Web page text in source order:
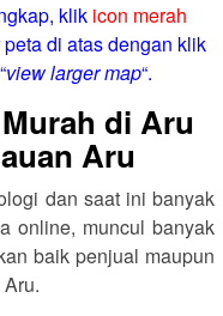
klik icon merah
di atas dengan klik
view larger map“.
di Aru
Aru
dan saat ini banyak
online, muncul banyak
baik penjual maupun